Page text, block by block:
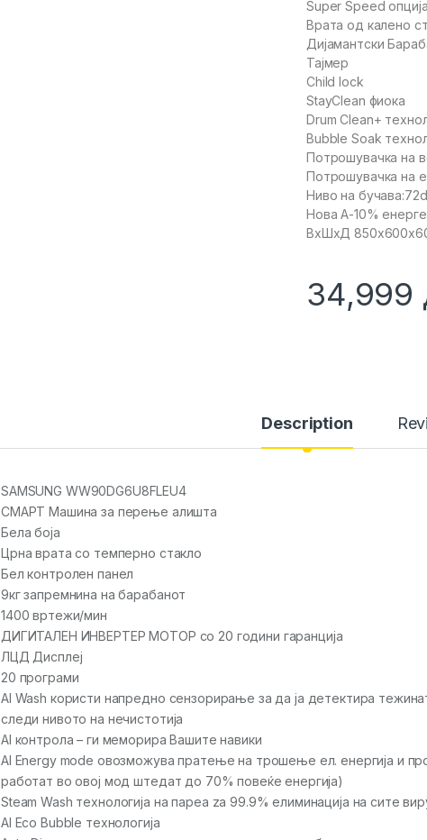
Super Speed
Врата од калено
Дијамантски
Тајмер
Child lock
StayClean фиока
Drum Clean+
Bubble Soak
Потрошувачка на
Потрошувачка на
Ниво на
Нова А-10%
ВхШхД
34,999
Description
SAMSUNG WW90DG6U8FLEU4
СМАРТ Машина за перење алишта
Бела боја
Црна врата со темперно стакло
Бел контролен панел
9кг запремнина на барабанот
1400 вртежи/мин
ДИГИТАЛЕН ИНВЕРТЕР МОТОР со 20 години гаранција
ЛЦД Дисплеј
20 програми
AI Wash користи напредно сензорирање за да ја детектира
следи нивото на нечистотија
AI контрола – ги меморира Вашите навики
AI Energy mode овозможува пратење на трошење ел. енергија и
работат во овој мод штедат до 70% повеќе енергија)
Steam Wash технологија на пареа za 99.9% елиминација на сите
AI Eco Bubble технологија